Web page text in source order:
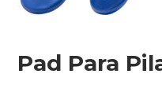
Pad Para